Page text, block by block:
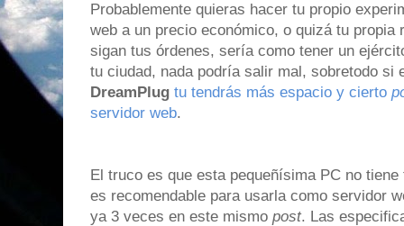
Probablemente quieras hacer tu propio
web a un precio económico, o quizá tu propia
sigan tus órdenes, sería como tener un
tu ciudad, nada podría salir mal, sobretodo si
DreamPlug tu tendrás más espacio y cierto
servidor web.
El truco es que esta pequeñísima PC no
es recomendable para usarla como servidor
ya 3 veces en este mismo post. Las